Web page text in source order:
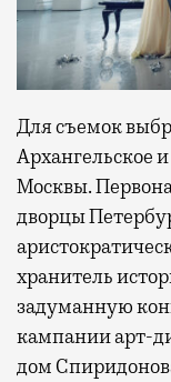
Для съемок
Архангельское
Москвы.
дворцы
хранитель
задуманную
кампании арт-
дом